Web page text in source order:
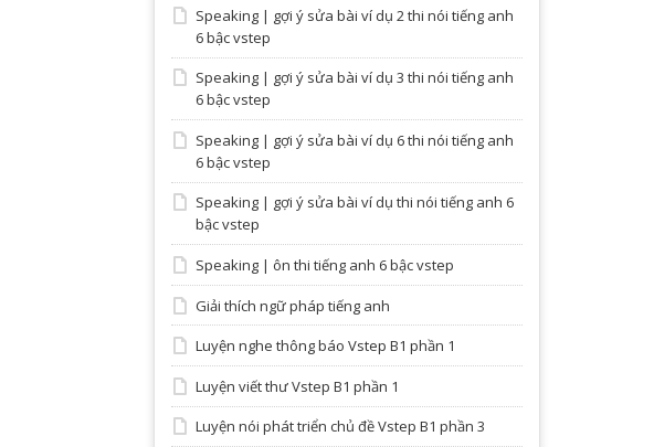
Speaking | gợi ý sửa bài ví dụ 2 thi nói tiếng anh
6 bậc vstep
Speaking | gợi ý sửa bài ví dụ 3 thi nói tiếng anh
6 bậc vstep
Speaking | gợi ý sửa bài ví dụ 6 thi nói tiếng anh
6 bậc vstep
Speaking | gợi ý sửa bài ví dụ thi nói tiếng anh 6
bậc vstep
Speaking | ôn thi tiếng anh 6 bậc vstep
Giải thích ngữ pháp tiếng anh
Luyện nghe thông báo Vstep B1 phần 1
Luyện viết thư Vstep B1 phần 1
Luyện nói phát triển chủ đề Vstep B1 phần 3